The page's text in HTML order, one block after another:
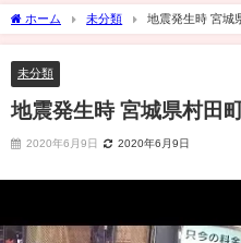
ホーム 未分類 地震発生時 宮城
未分類
地震発生時 宮城県村田町
2020年6月9日 2020年6月9日